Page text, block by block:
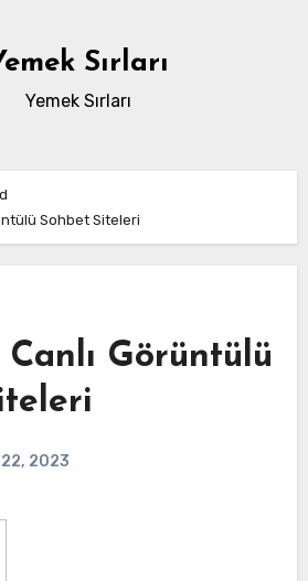
Sırları
Yemek Sırları
Sohbet Siteleri
Görüntülü
2023